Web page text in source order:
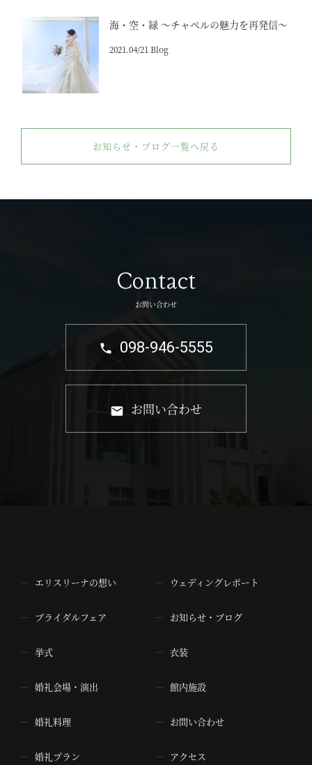
海・空・緑 ～チャペルの魅力を再発信～
2021.04/21 Blog
お知らせ・ブログ一覧へ戻る
Contact
お問い合わせ
098-946-5555
お問い合わせ
エリスリーナの想い
ブライダルフェア
挙式
婚礼会場・演出
婚礼料理
婚礼プラン
ウェディングレポート
お知らせ・ブログ
衣装
館内施設
お問い合わせ
アクセス